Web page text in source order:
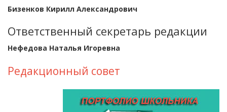
Бизенков Кирилл Александрович
Ответственный секретарь редакции
Нефедова Наталья Игоревна
Редакционный совет